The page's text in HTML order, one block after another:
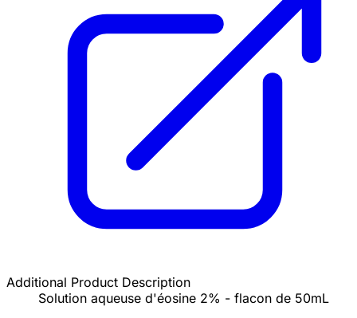
Additional Product Description
Solution aqueuse d'éosine 2% - flacon de 50mL